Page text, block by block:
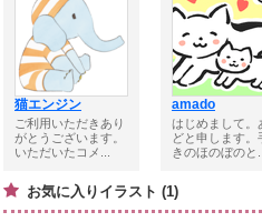
猫エンジン
ご利用いただきあり
がとうございます。
いただいたコメ...
amado
はじめまして。
どと申します。
きのほのぼのと
お気に入りイラスト (1)